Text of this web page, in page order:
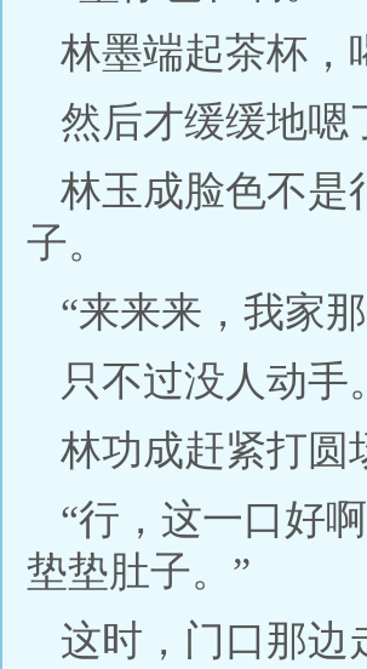
林墨端起茶杯，
然后才缓缓地嗯
林玉成脸色不是
子。
“来来来，我家
只不过没人动手。
林功成赶紧打圆
“行，这一口好
垫垫肚子。”
这时，门口那边